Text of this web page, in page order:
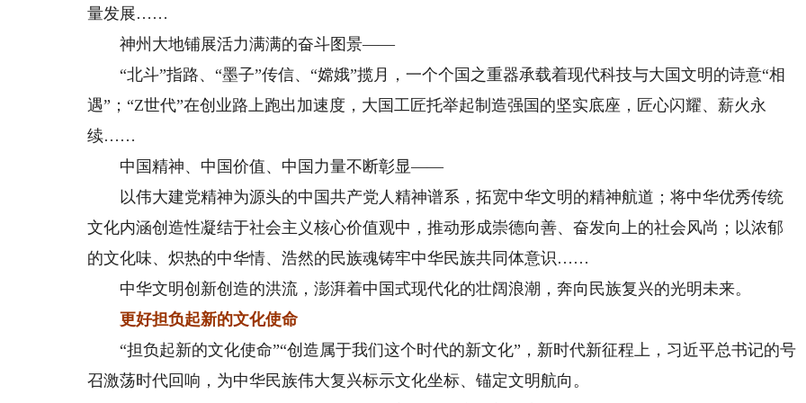
量发展……
神州大地铺展活力满满的奋斗图景——
“北斗”指路、“墨子”传信、“嫦娥”揽月，一个个国之重器承载着现代科技与大国文明的诗意“相
遇”；“Z世代”在创业路上跑出加速度，大国工匠托举起制造强国的坚实底座，匠心闪耀、薪火永
续……
中国精神、中国价值、中国力量不断彰显——
以伟大建党精神为源头的中国共产党人精神谱系，拓宽中华文明的精神航道；将中华优秀传统
文化内涵创造性凝结于社会主义核心价值观中，推动形成崇德向善、奋发向上的社会风尚；以浓郁
的文化味、炽热的中华情、浩然的民族魂铸牢中华民族共同体意识……
中华文明创新创造的洪流，澎湃着中国式现代化的壮阔浪潮，奔向民族复兴的光明未来。
更好担负起新的文化使命
“担负起新的文化使命”“创造属于我们这个时代的新文化”，新时代新征程上，习近平总书记的号
召激荡时代回响，为中华民族伟大复兴标示文化坐标、锚定文明航向。